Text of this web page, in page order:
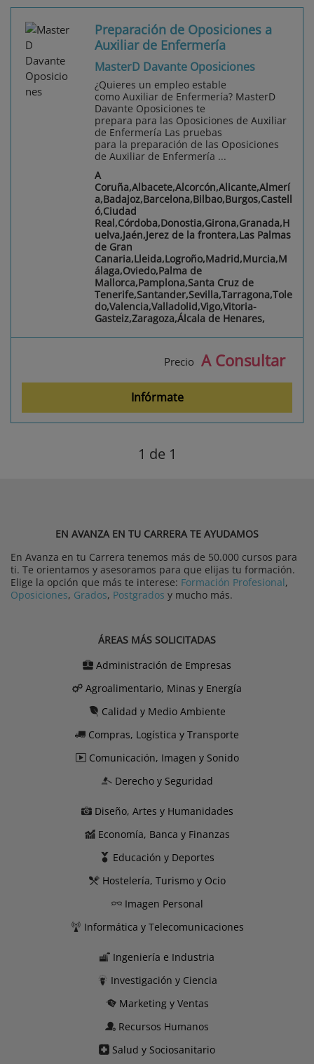
Preparación de Oposiciones a
Auxiliar de Enfermería
MasterD Davante Oposiciones
¿Quieres un empleo estable
como Auxiliar de Enfermería? MasterD
Davante Oposiciones te
prepara para las Oposiciones de Auxiliar
de Enfermería Las pruebas
para la preparación de las Oposiciones
de Auxiliar de Enfermería ...
A
Coruña,Albacete,Alcorcón,Alicante,Almerí
a,Badajoz,Barcelona,Bilbao,Burgos,Castell
ó,Ciudad
Real,Córdoba,Donostia,Girona,Granada,H
uelva,Jaén,Jerez de la frontera,Las Palmas
de Gran
Canaria,Lleida,Logroño,Madrid,Murcia,M
álaga,Oviedo,Palma de
Mallorca,Pamplona,Santa Cruz de
Tenerife,Santander,Sevilla,Tarragona,Tole
do,Valencia,Valladolid,Vigo,Vitoria-
Gasteiz,Zaragoza,Álcala de Henares,
Precio A Consultar
Infórmate
1 de 1
EN AVANZA EN TU CARRERA TE AYUDAMOS
En Avanza en tu Carrera tenemos más de 50.000 cursos para
ti. Te orientamos y asesoramos para que elijas tu formación.
Elige la opción que más te interese: Formación Profesional,
Oposiciones, Grados, Postgrados y mucho más.
ÁREAS MÁS SOLICITADAS
Administración de Empresas
Agroalimentario, Minas y Energía
Calidad y Medio Ambiente
Compras, Logística y Transporte
Comunicación, Imagen y Sonido
Derecho y Seguridad
Diseño, Artes y Humanidades
Economía, Banca y Finanzas
Educación y Deportes
Hostelería, Turismo y Ocio
Imagen Personal
Informática y Telecomunicaciones
Ingeniería e Industria
Investigación y Ciencia
Marketing y Ventas
Recursos Humanos
Salud y Sociosanitario